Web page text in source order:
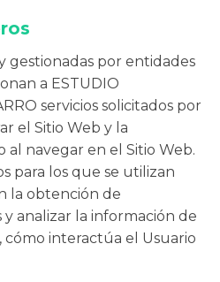
gestionadas por entidades
a ESTUDIO
servicios solicitados por
el Sitio Web y la
al navegar en el Sitio Web.
para los que se utilizan
la obtención de
y analizar la información de
cómo interactúa el Usuario